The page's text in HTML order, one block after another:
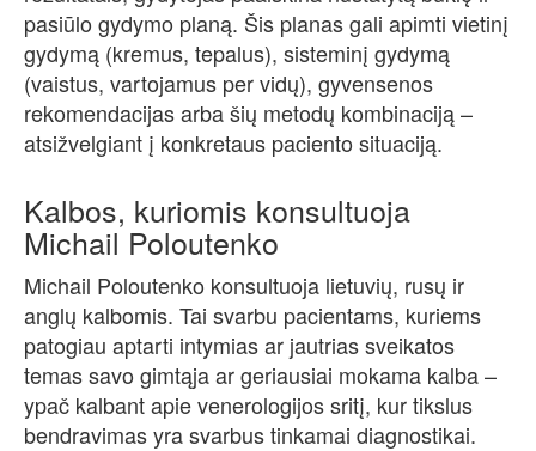
pasiūlo gydymo planą. Šis planas gali apimti vietinį
gydymą (kremus, tepalus), sisteminį gydymą
(vaistus, vartojamus per vidų), gyvensenos
rekomendacijas arba šių metodų kombinaciją –
atsižvelgiant į konkretaus paciento situaciją.
Kalbos, kuriomis konsultuoja
Michail Poloutenko
Michail Poloutenko konsultuoja lietuvių, rusų ir
anglų kalbomis. Tai svarbu pacientams, kuriems
patogiau aptarti intymias ar jautrias sveikatos
temas savo gimtąja ar geriausiai mokama kalba –
ypač kalbant apie venerologijos sritį, kur tikslus
bendravimas yra svarbus tinkamai diagnostikai.